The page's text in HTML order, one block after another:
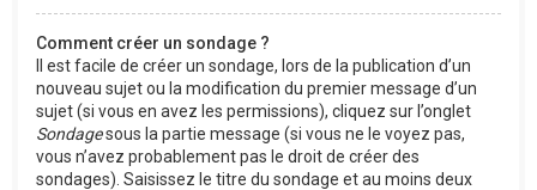
Comment créer un sondage ?
Il est facile de créer un sondage, lors de la publication d’un
nouveau sujet ou la modification du premier message d’un
sujet (si vous en avez les permissions), cliquez sur l’onglet
Sondagesous la partie message (si vous ne le voyez pas,
vous n’avez probablement pas le droit de créer des
sondages). Saisissez le titre du sondage et au moins deux